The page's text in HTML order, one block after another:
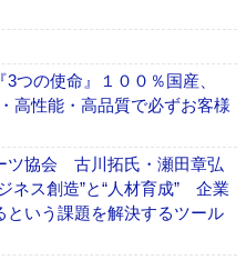
つの使命』１００％国産、
高性能・高品質で必ずお客様
ツ協会 古川拓氏・瀬田章弘
ネス創造”と“人材育成” 企業
という課題を解決するツール